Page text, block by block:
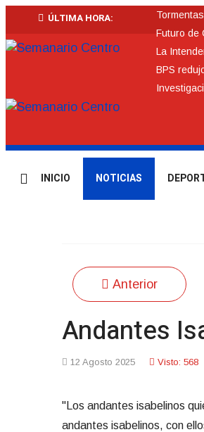
ÚLTIMA HORA:
Futuro de
La
BPS
INICIO NOTICIAS
Anterior
Andantes
12 Agosto 2025 Visto: 568
"Los andantes isabelinos
andantes isabelinos, con